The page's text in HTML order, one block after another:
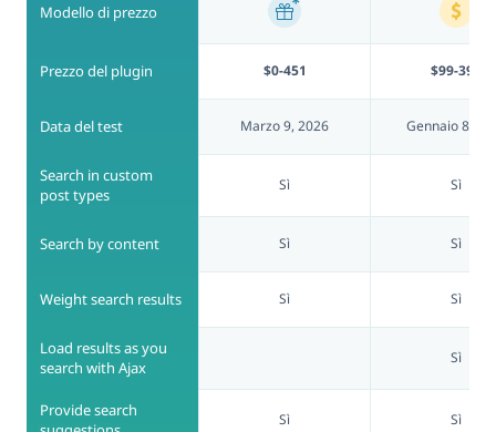
Modello di prezzo
Prezzo del plugin $0-451 $99-399
Data del test Marzo 9, 2026 Gennaio 8,
Search in custom
post types
Sì Sì
Search by content Sì Sì
Weight search results Sì Sì
Load results as you
search with Ajax
Sì
Provide search
Sì Sì